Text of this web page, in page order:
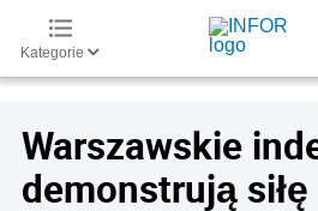
Kategorie
Warszawskie
demonstrują siłę